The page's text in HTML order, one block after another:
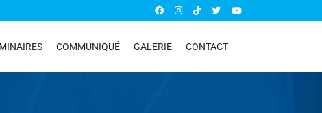
COMMUNIQUÉ GALERIE CONTACT